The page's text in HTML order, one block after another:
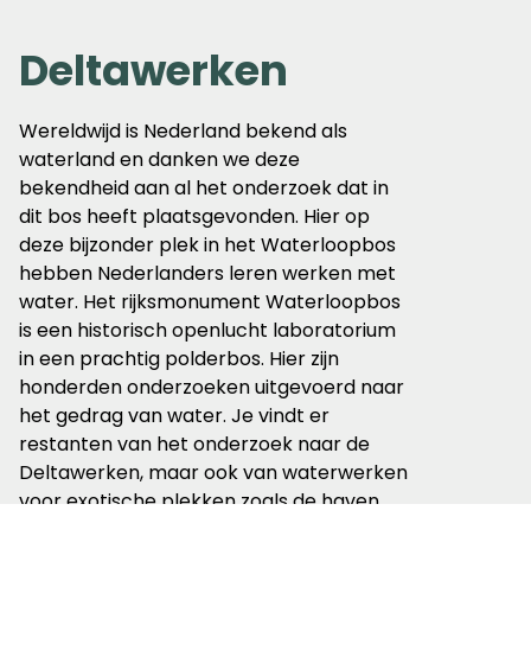
Deltawerken
Wereldwijd is Nederland bekend als
waterland en danken we deze
bekendheid aan al het onderzoek dat in
dit bos heeft plaatsgevonden. Hier op
deze bijzonder plek in het Waterloopbos
hebben Nederlanders leren werken met
water. Het rijksmonument Waterloopbos
is een historisch openlucht laboratorium
in een prachtig polderbos. Hier zijn
honderden onderzoeken uitgevoerd naar
het gedrag van water. Je vindt er
restanten van het onderzoek naar de
Deltawerken, maar ook van waterwerken
voor exotische plekken zoals de haven